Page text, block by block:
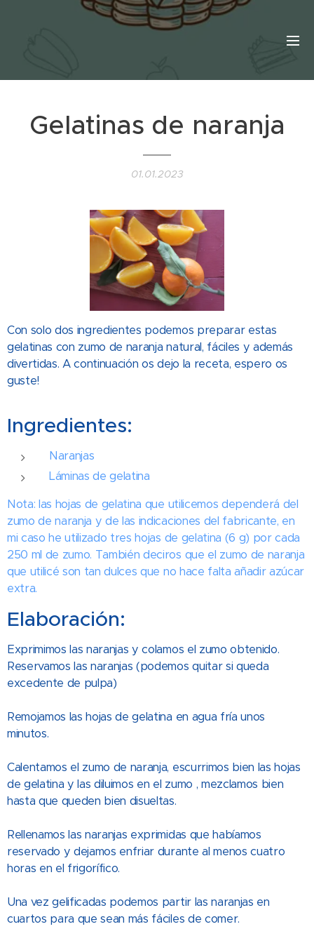
Gelatinas de naranja
01.01.2023
Con solo dos ingredientes podemos preparar estas
gelatinas con zumo de naranja natural, fáciles y además
divertidas. A continuación os dejo la receta, espero os
guste!
Ingredientes:
Naranjas
Láminas de gelatina
Nota: las hojas de gelatina que utilicemos dependerá del
zumo de naranja y de las indicaciones del fabricante, en
mi caso he utilizado tres hojas de gelatina (6 g) por cada
250 ml de zumo. También deciros que el zumo de naranja
que utilicé son tan dulces que no hace falta añadir azúcar
extra.
Elaboración:
Exprimimos las naranjas y colamos el zumo obtenido.
Reservamos las naranjas (podemos quitar si queda
excedente de pulpa)
Remojamos las hojas de gelatina en agua fría unos
minutos.
Calentamos el zumo de naranja, escurrimos bien las hojas
de gelatina y las diluimos en el zumo , mezclamos bien
hasta que queden bien disueltas.
Rellenamos las naranjas exprimidas que habíamos
reservado y dejamos enfriar durante al menos cuatro
horas en el frigorífico.
Una vez gelificadas podemos partir las naranjas en
cuartos para que sean más fáciles de comer.